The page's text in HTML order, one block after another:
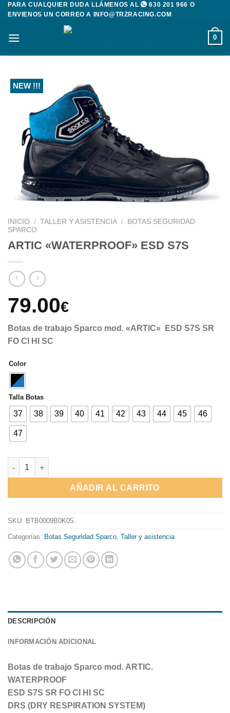
Saltar
PARA CUALQUIER DUDA LLÁMENOS AL 630 201 966 O
ENVIENOS UN CORREO A
INFO@TRZRACING.COM
0
NEW !!!
INICIO / TALLER Y ASISTENCIA / BOTAS SEGURIDAD
SPARCO
ARTIC «WATERPROOF» ESD S7S
79.00€
Botas de trabajo Sparco mod. «ARTIC» ESD S7S SR
FO CI HI SC
Color
Talla Botas
37 38 39 40 41 42 43 44 45 46
47
ARTIC "WATERPROOF" ESD S7S cantidad
AÑADIR AL CARRITO
SKU: BTB0009B0K05..
Categorías: Botas Seguridad Sparco Taller y asistencia
DESCRIPCIÓN
INFORMACIÓN ADICIONAL
Botas de trabajo Sparco mod. ARTIC.
WATERPROOF
ESD S7S SR FO CI HI SC
DRS (DRY RESPIRATION SYSTEM)